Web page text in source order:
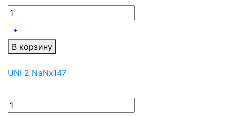
В корзину
UNI 2 NaNx147